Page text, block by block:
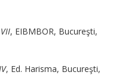
, EIBMBOR, Bucureşti,
, Ed. Harisma, Bucureşti,